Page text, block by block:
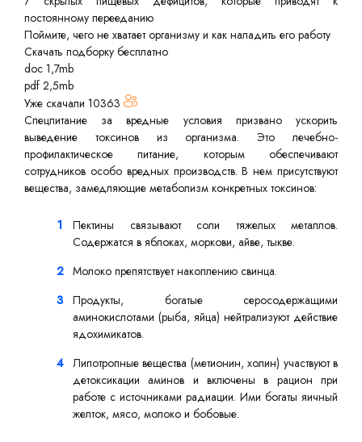
постоянному перееданию
Поймите, чего не хватает организму и как наладить его работу
Скачать подборку бесплатно
doc 1,7mb
pdf 2,5mb
Уже скачали 10363
Спецпитание за вредные условия призвано ускорить
выведение токсинов из организма. Это лечебно-
профилактическое питание, которым обеспечивают
сотрудников особо вредных производств. В нем присутствуют
вещества, замедляющие метаболизм конкретных токсинов:
Пектины связывают соли тяжелых металлов.
Содержатся в яблоках, моркови, айве, тыкве.
Молоко препятствует накоплению свинца.
Продукты, богатые серосодержащими
аминокислотами (рыба, яйца) нейтрализуют действие
ядохимикатов.
Липотропные вещества (метионин, холин) участвуют в
детоксикации аминов и включены в рацион при
работе с источниками радиации. Ими богаты яичный
желток, мясо, молоко и бобовые.